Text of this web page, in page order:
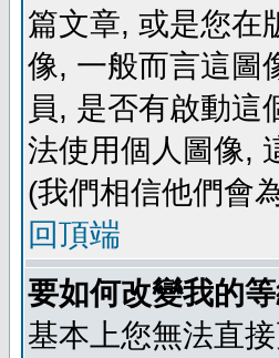
篇文章, 或是您在
像, 一般而言這圖
員, 是否有啟動這
法使用個人圖像,
(我們相信他們會
回頂端
要如何改變我的
基本上您無法直